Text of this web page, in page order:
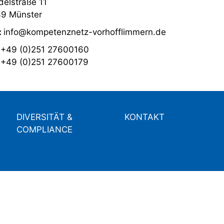
Münster
info@kompetenznetz-vorhofflimmern.de
+49 (0)251 27600160
+49 (0)251 27600179
DIVERSITÄT &
COMPLIANCE
KONTAKT